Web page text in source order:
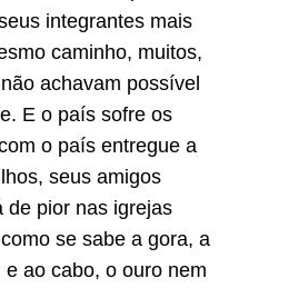
integrantes mais
caminho, muitos,
achavam possível
E o país sofre os
o país entregue a
seus amigos
de pior nas igrejas
se sabe a gora, a
ao cabo, o ouro nem